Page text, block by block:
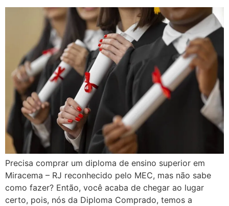
Precisa comprar um diploma de ensino superior em
Miracema – RJ reconhecido pelo MEC, mas não sabe
como fazer? Então, você acaba de chegar ao lugar
certo, pois, nós da Diploma Comprado, temos a